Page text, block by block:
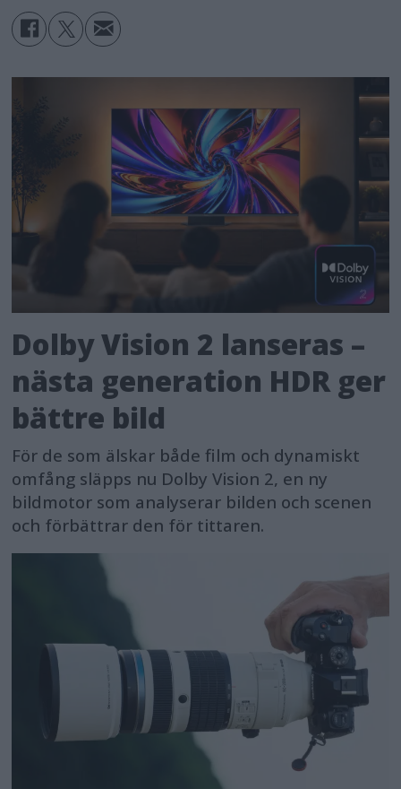
Dolby Vision 2 lanseras –
nästa generation HDR ger
bättre bild
För de som älskar både film och dynamiskt
omfång släpps nu Dolby Vision 2, en ny
bildmotor som analyserar bilden och scenen
och förbättrar den för tittaren.